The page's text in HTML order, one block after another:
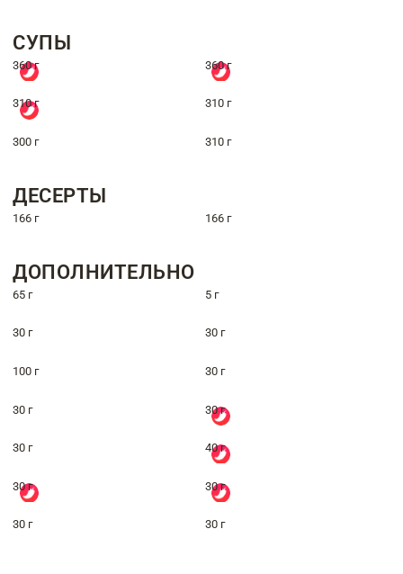
СУПЫ
360 г 360 г
310 г 310 г
300 г 310 г
ДЕСЕРТЫ
166 г 166 г
ДОПОЛНИТЕЛЬНО
65 г 5 г
30 г 30 г
100 г 30 г
30 г 30 г
30 г 40 г
30 г 30 г
30 г 30 г